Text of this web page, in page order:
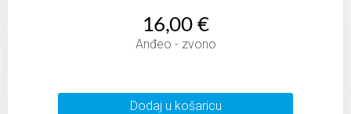
16,00 €
Anđeo - zvono
Dodaj u košaricu